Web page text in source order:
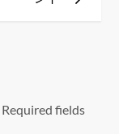
Required fields